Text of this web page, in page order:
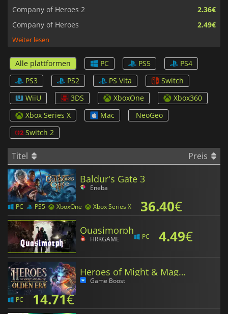
Company of Heroes 2
2.36€
Company of Heroes
2.49€
Weiter lesen
Alle plattformen PC PS5
PS4
PS3
PS2 PS Vita
Switch
WiiU
3DS XboxOne
Xbox360
Xbox Series X
Mac
NeoGeo
Switch 2
Titel Preis
Baldur's Gate 3
Eneba
PC PS5 XboxOne Xbox Series X 36.40€
Quasimorph
HRKGAME PC 4.49€
Heroes of Might & Magic Olden Era
Game Boost
PC 14.71€